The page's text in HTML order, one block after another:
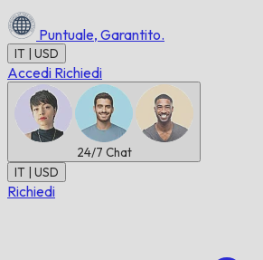
Puntuale, Garantito.
IT | USD
Accedi Richiedi
24/7 Chat
IT | USD
Richiedi